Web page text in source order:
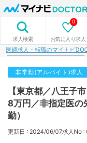
求人検索 お気に入り求人
0
医師求人・転職のマイナビ
非常勤(アルバイト)求人
【東京都／八王子
8万円／非指定医の
勤）
更新日 : 2024/06/07求人No :